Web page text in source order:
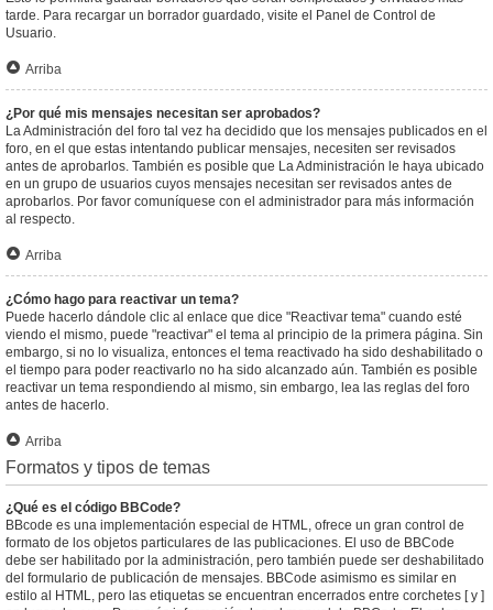
tarde. Para recargar un borrador guardado, visite el Panel de Control de
Usuario.
Arriba
¿Por qué mis mensajes necesitan ser aprobados?
La Administración del foro tal vez ha decidido que los mensajes publicados en el
foro, en el que estas intentando publicar mensajes, necesiten ser revisados
antes de aprobarlos. También es posible que La Administración le haya ubicado
en un grupo de usuarios cuyos mensajes necesitan ser revisados antes de
aprobarlos. Por favor comuníquese con el administrador para más información
al respecto.
Arriba
¿Cómo hago para reactivar un tema?
Puede hacerlo dándole clic al enlace que dice "Reactivar tema" cuando esté
viendo el mismo, puede "reactivar" el tema al principio de la primera página. Sin
embargo, si no lo visualiza, entonces el tema reactivado ha sido deshabilitado o
el tiempo para poder reactivarlo no ha sido alcanzado aún. También es posible
reactivar un tema respondiendo al mismo, sin embargo, lea las reglas del foro
antes de hacerlo.
Arriba
Formatos y tipos de temas
¿Qué es el código BBCode?
BBcode es una implementación especial de HTML, ofrece un gran control de
formato de los objetos particulares de las publicaciones. El uso de BBCode
debe ser habilitado por la administración, pero también puede ser deshabilitado
del formulario de publicación de mensajes. BBCode asimismo es similar en
estilo al HTML, pero las etiquetas se encuentran encerrados entre corchetes [ y ]